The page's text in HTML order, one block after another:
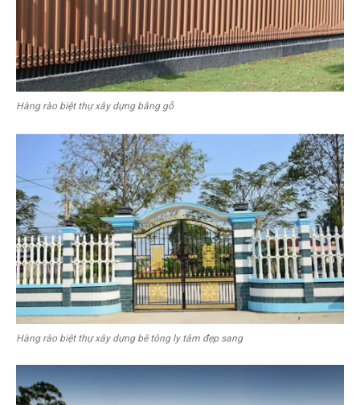
Hàng rào biệt thự xây dựng bằng gỗ
Hàng rào biệt thự xây dựng bê tông ly tâm đẹp sang